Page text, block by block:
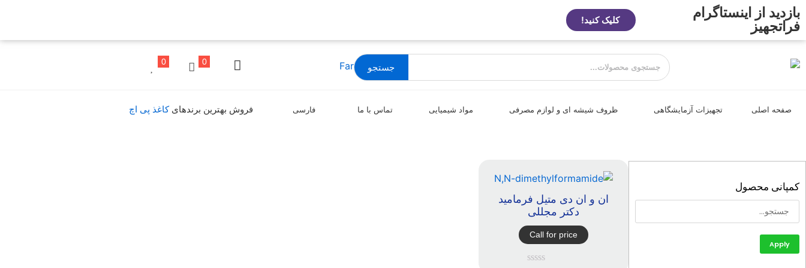
بازدید از اینستاگرام
فراتجهیز
کلیک کنید!
جستجو
0
0
صفحه اصلی تجهیزات آزمایشگاهی ظروف شیشه ای و لوازم مصرفی مواد شیمیایی تماس با ما فارسی فروش بهترین برندهایکاغذ پی اچ
کمپانی محصول
Apply
ان و ان دی متیل فرمامید
دکتر مجللی
Call for price